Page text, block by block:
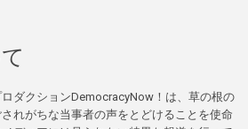
ダクションDemocracyNow！は、草の根の
れがちな当事者の声をとどけることを使命